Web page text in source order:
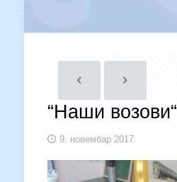
“Наши возови“
9. новембар 2017.